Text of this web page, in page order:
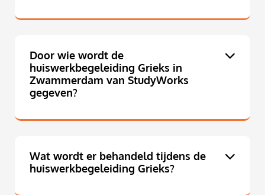
Door wie wordt de
huiswerkbegeleiding Grieks in
Zwammerdam van StudyWorks
gegeven?
Wat wordt er behandeld tijdens de
huiswerkbegeleiding Grieks?